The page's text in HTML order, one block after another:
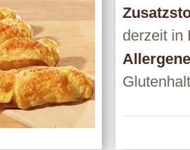
derzeit in
Allergene